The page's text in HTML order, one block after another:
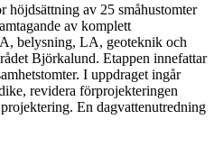
höjdsättning av 25 småhustomter
av komplett
belysning, LA, geoteknik och
Björkalund. Etappen innefattar
I uppdraget ingår
revidera förprojekteringen
En dagvattenutredning